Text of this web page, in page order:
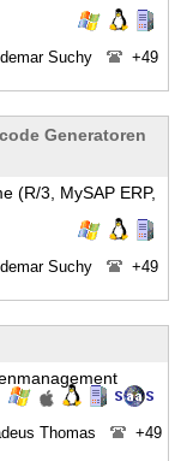
Suchy
+49
Generatoren
(R/3, MySAP ERP,
Suchy
+49
Thomas
+49